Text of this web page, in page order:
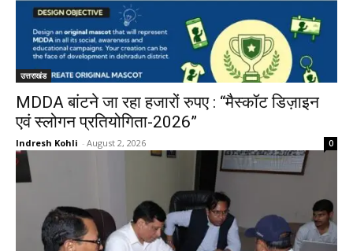
उत्तराखंड
MDDA बांटने जा रहा हजारों रुपए : “मैस्कॉट डिज़ाइन
एवं स्लोगन प्रतियोगिता-2026”
Indresh Kohli - August 2, 2026 0